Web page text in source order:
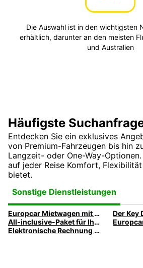
Die Auswahl ist in den wichtigsten
erhältlich, darunter an den meisten
und Australien
Häufigste
Entdecken Sie ein exklusives
von Premium-Fahrzeugen bis hin
Langzeit- oder One-Way-
auf jeder Reise Komfort,
bietet.
Sonstige Dienstleistungen
Europcar Mietwagen mit Lieferung & Abholung zur Firmenadresse
All-inclusive-Paket für Ihre Geschäftsreise
Elektronische Rechnung von Europcar